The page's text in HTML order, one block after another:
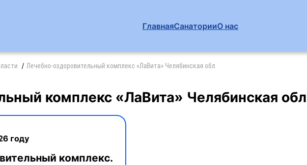
ГлавнаяСанаторииО нас
Лечебно-оздоровительный комплекс «ЛаВита» Челябинская обл.
комплекс «ЛаВита» Челябинская
году
комплекс.